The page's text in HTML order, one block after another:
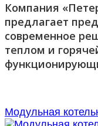
Компания
предлагает
современное
теплом и
Модульная